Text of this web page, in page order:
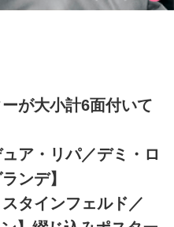
が大小計6面付いて
ア・リパ／デミ・ロ
ンデ】
タインフェルド／